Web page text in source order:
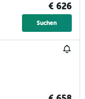
€ 626
Suchen